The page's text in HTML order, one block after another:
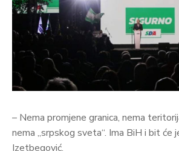
– Nema promjene granica, nema
nema „srpskog sveta“. Ima BiH i bit će
Izetbegović.